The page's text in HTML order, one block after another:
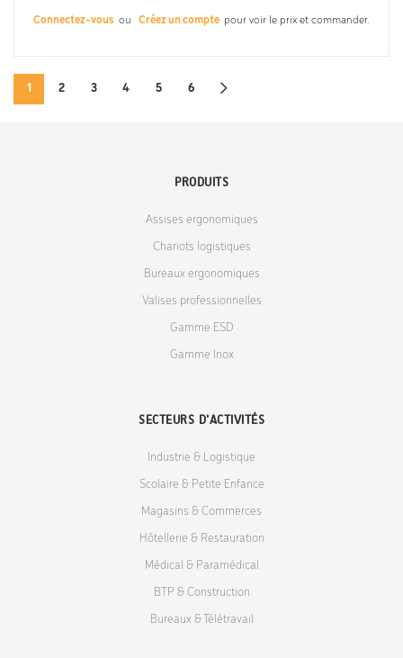
Connectez-vous ou Créez un compte pour voir le prix et commander.
1 2 3 4 5 6
PRODUITS
Assises ergonomiques
Chariots logistiques
Bureaux ergonomiques
Valises professionnelles
Gamme ESD
Gamme Inox
SECTEURS D'ACTIVITÉS
Industrie & Logistique
Scolaire & Petite Enfance
Magasins & Commerces
Hôtellerie & Restauration
Médical & Paramédical
BTP & Construction
Bureaux & Télétravail